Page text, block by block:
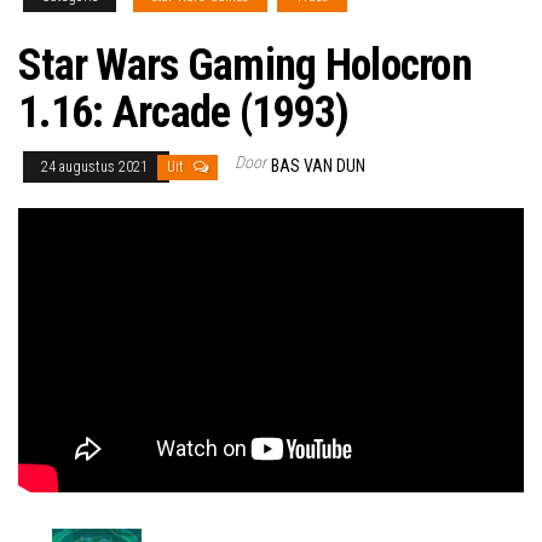
Star Wars Gaming Holocron
1.16: Arcade (1993)
24 augustus 2021 Uit Door BAS VAN DUN